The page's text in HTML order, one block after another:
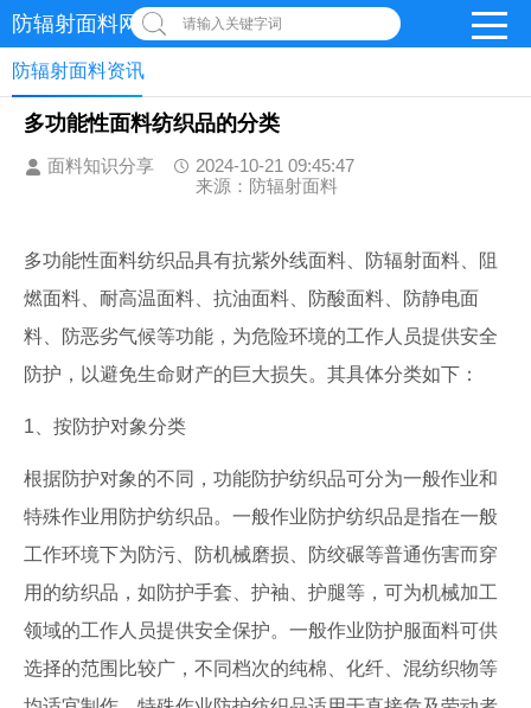
防辐射面料网 请输入关键字词
防辐射面料资讯
多功能性面料纺织品的分类
面料知识分享
2024-10-21 09:45:47
来源：防辐射面料
多功能性面料纺织品具有抗紫外线面料、防辐射面料、阻
燃面料、耐高温面料、抗油面料、防酸面料、防静电面
料、防恶劣气候等功能，为危险环境的工作人员提供安全
防护，以避免生命财产的巨大损失。其具体分类如下：
1、按防护对象分类
根据防护对象的不同，功能防护纺织品可分为一般作业和
特殊作业用防护纺织品。一般作业防护纺织品是指在一般
工作环境下为防污、防机械磨损、防绞碾等普通伤害而穿
用的纺织品，如防护手套、护袖、护腿等，可为机械加工
领域的工作人员提供安全保护。一般作业防护服面料可供
选择的范围比较广，不同档次的纯棉、化纤、混纺织物等